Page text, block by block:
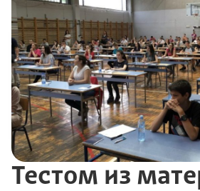
Тестом из